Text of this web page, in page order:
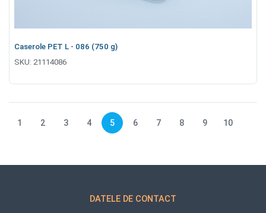
Caserole PET L - 086 (750 g)
SKU: 21114086
1 2 3 4 5 6 7 8 9 10
DATELE DE CONTACT